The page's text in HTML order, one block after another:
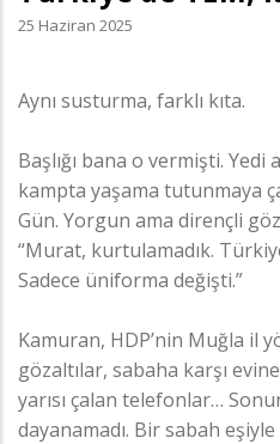
25 Haziran 2025
Aynı susturma, farklı kıta.
Başlığı bana o vermişti.
kampta yaşama tutunmaya
Gün. Yorgun ama dirençli
“Murat, kurtulamadık.
Sadece üniforma değişti.”
Kamuran, HDP’nin Muğla il
gözaltılar, sabaha karşı
yarısı çalan telefonlar…
dayanamadı. Bir sabah